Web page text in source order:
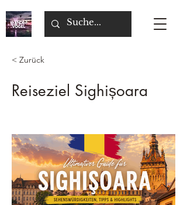
< Zurück
Reiseziel Sighișoara